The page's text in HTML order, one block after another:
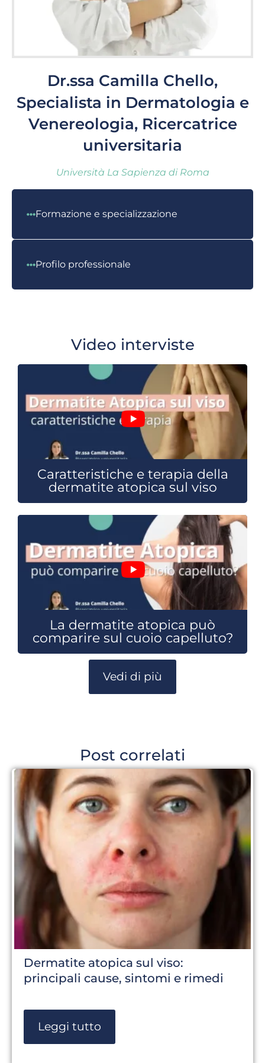
Dr.ssa Camilla Chello,
Specialista in Dermatologia e
Venereologia, Ricercatrice
universitaria
Università La Sapienza di Roma
Formazione e specializzazione
Profilo professionale
Video interviste
Caratteristiche e terapia della
dermatite atopica sul viso
La dermatite atopica può
comparire sul cuoio capelluto?
Vedi di più
Post correlati
Dermatite atopica sul viso:
principali cause, sintomi e rimedi
Leggi tutto